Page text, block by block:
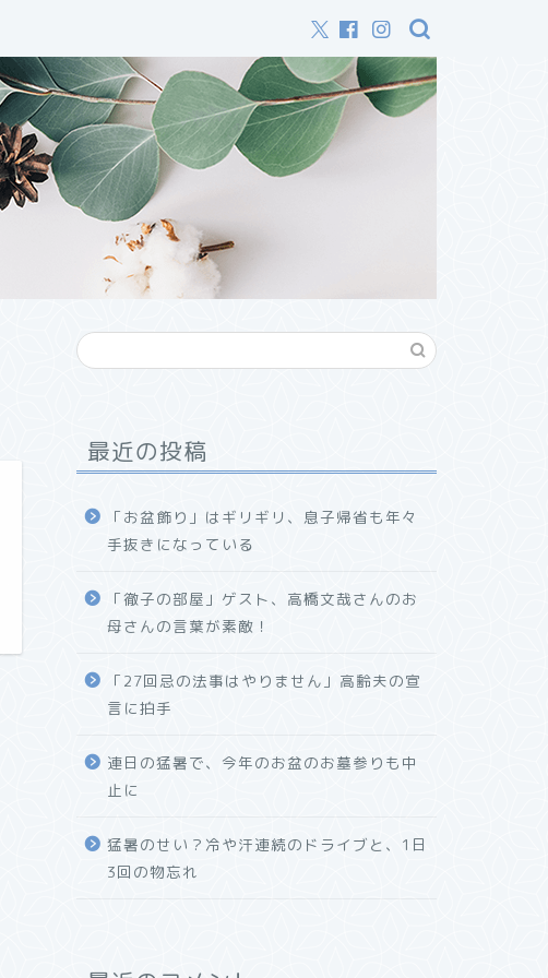
最近の投稿
「お盆飾り」はギリギリ、息子帰省も年々
手抜きになっている
「徹子の部屋」ゲスト、高橋文哉さんのお
母さんの言葉が素敵！
「27回忌の法事はやりません」高齢夫の宣
言に拍手
連日の猛暑で、今年のお盆のお墓参りも中
止に
猛暑のせい？冷や汗連続のドライブと、1日
3回の物忘れ